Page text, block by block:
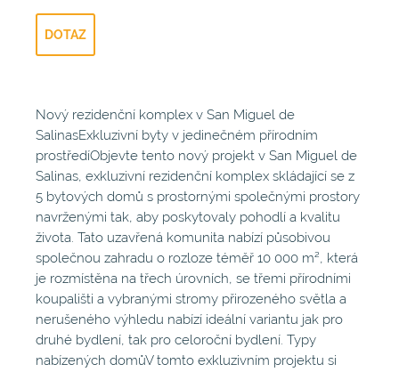
DOTAZ
Nový rezidenční komplex v San Miguel de
SalinasExkluzivní byty v jedinečném přírodním
prostředíObjevte tento nový projekt v San Miguel de
Salinas, exkluzivní rezidenční komplex skládající se z
5 bytových domů s prostornými společnými prostory
navrženými tak, aby poskytovaly pohodlí a kvalitu
života. Tato uzavřená komunita nabízí působivou
společnou zahradu o rozloze téměř 10 000 m², která
je rozmístěna na třech úrovních, se třemi přírodními
koupališti a vybranými stromy přirozeného světla a
nerušeného výhledu nabízí ideální variantu jak pro
druhé bydlení, tak pro celoroční bydlení. Typy
nabízených domůV tomto exkluzivním projektu si